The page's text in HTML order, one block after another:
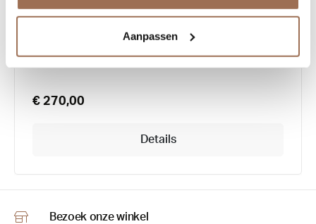
Aanpassen
€ 270,00
Details
Bezoek onze winkel